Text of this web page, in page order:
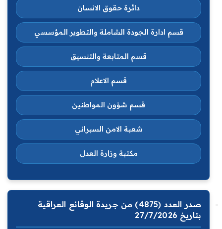
دائرة حقوق الانسان
قسم ادارة الجودة الشاملة والتطوير المؤسسي
قسم المتابعة والتنسيق
قسم الاعلام
قسم شؤون المواطنين
شعبة الامن السبراني
مكتبة وزارة العدل
صدر العدد (4875) من جريدة الوقائع العراقية
بتاريخ 27/7/2026